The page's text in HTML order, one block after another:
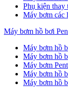
Phụ kiện thay
Máy bơm các
Máy bơm hồ bơi
Máy bơm hồ
Máy bơm hồ
Máy bơm
Máy bơm hồ
Máy bơm hồ